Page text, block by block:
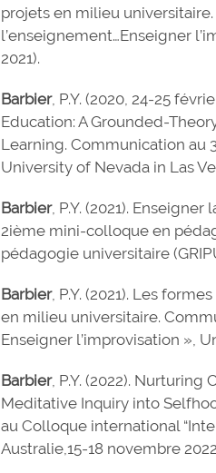
projets en milieu
l’enseignement…Enseigner
2021).
Barbier, P.Y. (2020, 24-25
Education: A Grounded-
Learning. Communication au
University of Nevada in Las
Barbier, P.Y. (2021).
2ième mini-colloque en
pédagogie universitaire
Barbier, P.Y. (2021). Les
en milieu universitaire.
Enseigner l’improvisation »,
Barbier, P.Y. (2022).
Meditative Inquiry into
au Colloque international
Australie,15-18 novembre